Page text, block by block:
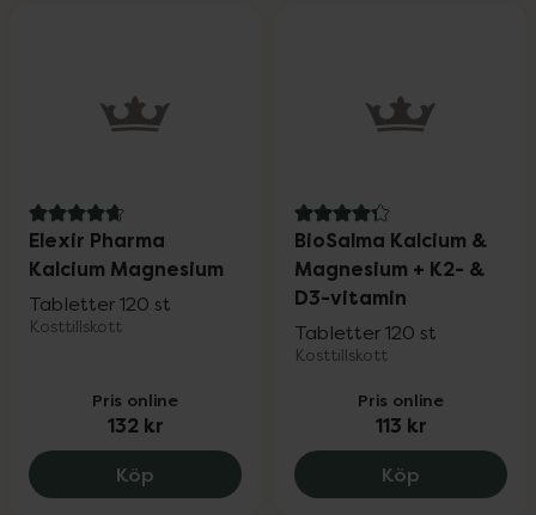
4.7 av 5 i omdöme
Elexir Pharma
Kalcium Magnesium
Tabletter 120 st
Kosttillskott
Pris online
132 kr
Köp Elexir Pharma Kalcium Magnesium, 132
4.3 av 5 i omdöme
BioSalma Kalcium &
Magnesium + K2- &
D3-vitamin
Tabletter 120 st
Kosttillskott
Pris online
113 kr
Köp BioSalma